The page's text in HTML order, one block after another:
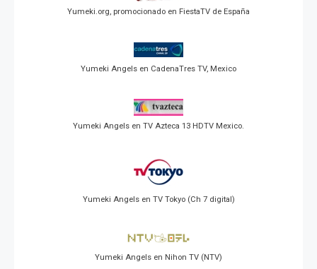
Yumeki.org, promocionado en FiestaTV de España
Yumeki Angels en CadenaTres TV, Mexico
Yumeki Angels en TV Azteca 13 HDTV Mexico.
Yumeki Angels en TV Tokyo (Ch 7 digital)
Yumeki Angels en Nihon TV (NTV)